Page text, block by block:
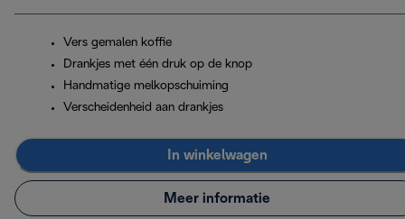
Vers gemalen koffie
Drankjes met één druk op de knop
Handmatige melkopschuiming
Verscheidenheid aan drankjes
In winkelwagen
Meer informatie